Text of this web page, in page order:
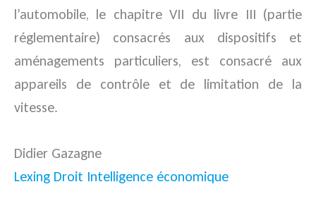
l’automobile, le chapitre VII du livre III (partie
réglementaire) consacrés aux dispositifs et
aménagements particuliers, est consacré aux
appareils de contrôle et de limitation de la
vitesse.
Didier Gazagne
Lexing Droit Intelligence économique